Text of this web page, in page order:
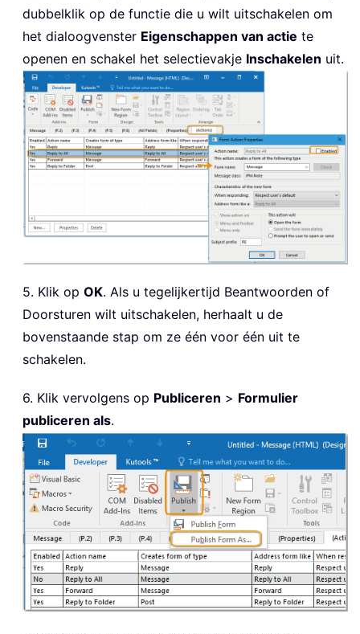
dubbelklik op de functie die u wilt uitschakelen om
het dialoogvenster Eigenschappen van actie te
openen en schakel het selectievakje Inschakelen uit.
5. Klik op OK. Als u tegelijkertijd Beantwoorden of
Doorsturen wilt uitschakelen, herhaalt u de
bovenstaande stap om ze één voor één uit te
schakelen.
6. Klik vervolgens op Publiceren > Formulier
publiceren als.